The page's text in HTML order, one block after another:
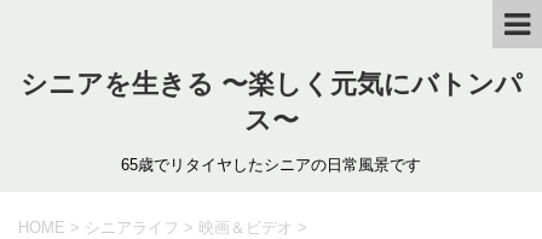
シニアを生きる 〜楽しく元気にバトンパ
ス〜
65歳でリタイヤしたシニアの日常風景です
HOME > シニアライフ > 映画＆ビデオ >